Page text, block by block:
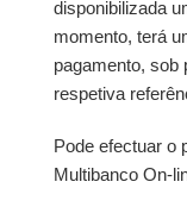
disponibilizada
momento, terá
pagamento, sob
respetiva
Pode efectuar o
Multibanco On-